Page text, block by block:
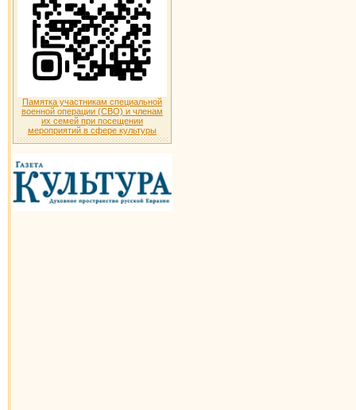
Памятка участникам специальной
военной операции (СВО) и членам
их семей при посещении
мероприятий в сфере культуры